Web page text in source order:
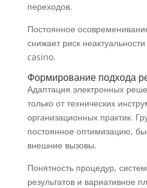
переходов.
Постоянное
снижает риск
casino.
Формирование подхода
Адаптация электронных
только от технических
организационных практик.
постоянное оптимизацию,
внешние вызовы.
Понятность процедур,
результатов и вариативное